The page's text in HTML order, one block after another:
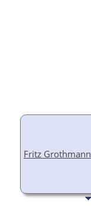
Fritz Grothmann